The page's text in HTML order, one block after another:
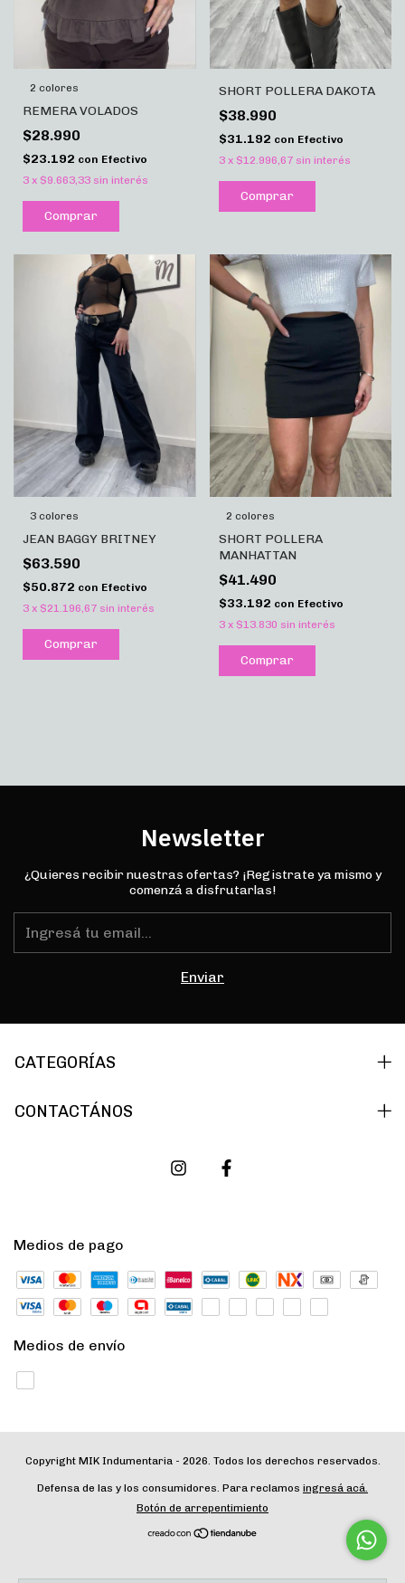
2 colores
REMERA VOLADOS
$28.990
$23.192 con Efectivo
3 x $9.663,33 sin interés
Comprar
SHORT POLLERA DAKOTA
$38.990
$31.192 con Efectivo
3 x $12.996,67 sin interés
Comprar
3 colores
JEAN BAGGY BRITNEY
$63.590
$50.872 con Efectivo
3 x $21.196,67 sin interés
Comprar
2 colores
SHORT POLLERA
MANHATTAN
$41.490
$33.192 con Efectivo
3 x $13.830 sin interés
Comprar
Newsletter
¿Quieres recibir nuestras ofertas? ¡Registrate ya mismo y
comenzá a disfrutarlas!
CATEGORÍAS
CONTACTÁNOS
Medios de pago
Medios de envío
Copyright MIK Indumentaria - 2026. Todos los derechos reservados.
Defensa de las y los consumidores. Para reclamos ingresá acá.
Botón de arrepentimiento